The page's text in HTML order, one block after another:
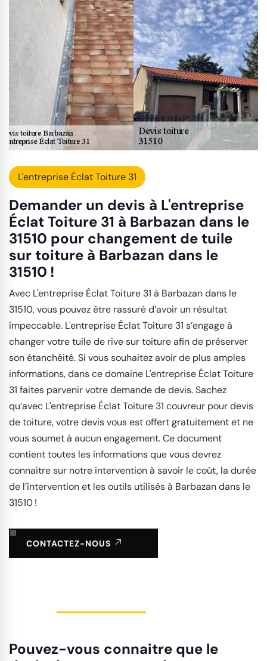
L'entreprise Éclat Toiture 31
Demander un devis à L'entreprise
Éclat Toiture 31 à Barbazan dans le
31510 pour changement de tuile
sur toiture à Barbazan dans le
31510 !
Avec L'entreprise Éclat Toiture 31 à Barbazan dans le
31510, vous pouvez être rassuré d’avoir un résultat
impeccable. L'entreprise Éclat Toiture 31 s’engage à
changer votre tuile de rive sur toiture afin de préserver
son étanchéité. Si vous souhaitez avoir de plus amples
informations, dans ce domaine L'entreprise Éclat Toiture
31 faites parvenir votre demande de devis. Sachez
qu’avec L'entreprise Éclat Toiture 31 couvreur pour devis
de toiture, votre devis vous est offert gratuitement et ne
vous soumet à aucun engagement. Ce document
contient toutes les informations que vous devrez
connaitre sur notre intervention à savoir le coût, la durée
de l’intervention et les outils utilisés à Barbazan dans le
31510 !
CONTACTEZ-NOUS
Pouvez-vous connaitre que le